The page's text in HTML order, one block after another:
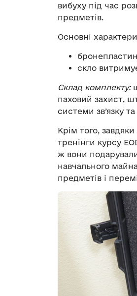
вибуху під час
предметів.
Основні
cкло
Склад комплекту:
паховий захист,
системи зв’язку
Крім того,
тренінги курсу
ж вони
навчального
предметів і